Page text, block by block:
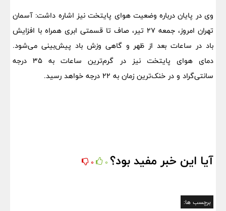
وی در پایان درباره وضعیت هوای پایتخت نیز اشاره داشت: آسمان
تهران امروز، جمعه ۲۷ تیر، صاف تا قسمتی ابری همراه با افزایش
باد در ساعات بعد از ظهر و گاهی وزش باد پیش‌بینی می‌شود.
دمای هوای پایتخت نیز در گرم‌ترین ساعات به ۳۵ درجه
سانتی‌گراد و در خنک‌ترین زمان به ۲۲ درجه خواهد رسید.
آیا این خبر مفید بود؟ 0
0
برچسب ها: